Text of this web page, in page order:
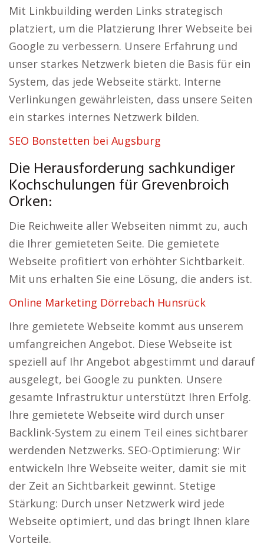
Mit Linkbuilding werden Links strategisch
platziert, um die Platzierung Ihrer Webseite bei
Google zu verbessern. Unsere Erfahrung und
unser starkes Netzwerk bieten die Basis für ein
System, das jede Webseite stärkt. Interne
Verlinkungen gewährleisten, dass unsere Seiten
ein starkes internes Netzwerk bilden.
SEO Bonstetten bei Augsburg
Die Herausforderung sachkundiger
Kochschulungen für Grevenbroich
Orken:
Die Reichweite aller Webseiten nimmt zu, auch
die Ihrer gemieteten Seite. Die gemietete
Webseite profitiert von erhöhter Sichtbarkeit.
Mit uns erhalten Sie eine Lösung, die anders ist.
Online Marketing Dörrebach Hunsrück
Ihre gemietete Webseite kommt aus unserem
umfangreichen Angebot. Diese Webseite ist
speziell auf Ihr Angebot abgestimmt und darauf
ausgelegt, bei Google zu punkten. Unsere
gesamte Infrastruktur unterstützt Ihren Erfolg.
Ihre gemietete Webseite wird durch unser
Backlink-System zu einem Teil eines sichtbarer
werdenden Netzwerks. SEO-Optimierung: Wir
entwickeln Ihre Webseite weiter, damit sie mit
der Zeit an Sichtbarkeit gewinnt. Stetige
Stärkung: Durch unser Netzwerk wird jede
Webseite optimiert, und das bringt Ihnen klare
Vorteile.